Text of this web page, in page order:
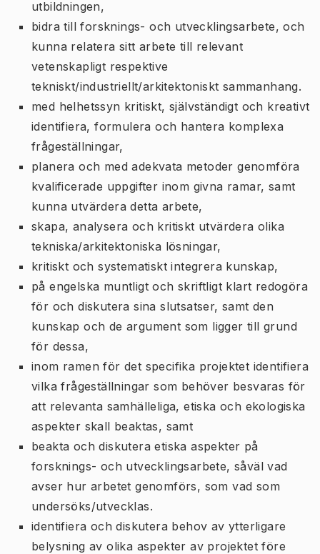
utbildningen,
bidra till forsknings- och utvecklingsarbete, och
kunna relatera sitt arbete till relevant
vetenskapligt respektive
tekniskt/industriellt/arkitektoniskt sammanhang.
med helhetssyn kritiskt, självständigt och kreativt
identifiera, formulera och hantera komplexa
frågeställningar,
planera och med adekvata metoder genomföra
kvalificerade uppgifter inom givna ramar, samt
kunna utvärdera detta arbete,
skapa, analysera och kritiskt utvärdera olika
tekniska/arkitektoniska lösningar,
kritiskt och systematiskt integrera kunskap,
på engelska muntligt och skriftligt klart redogöra
för och diskutera sina slutsatser, samt den
kunskap och de argument som ligger till grund
för dessa,
inom ramen för det specifika projektet identifiera
vilka frågeställningar som behöver besvaras för
att relevanta samhälleliga, etiska och ekologiska
aspekter skall beaktas, samt
beakta och diskutera etiska aspekter på
forsknings- och utvecklingsarbete, såväl vad
avser hur arbetet genomförs, som vad som
undersöks/utvecklas.
identifiera och diskutera behov av ytterligare
belysning av olika aspekter av projektet före